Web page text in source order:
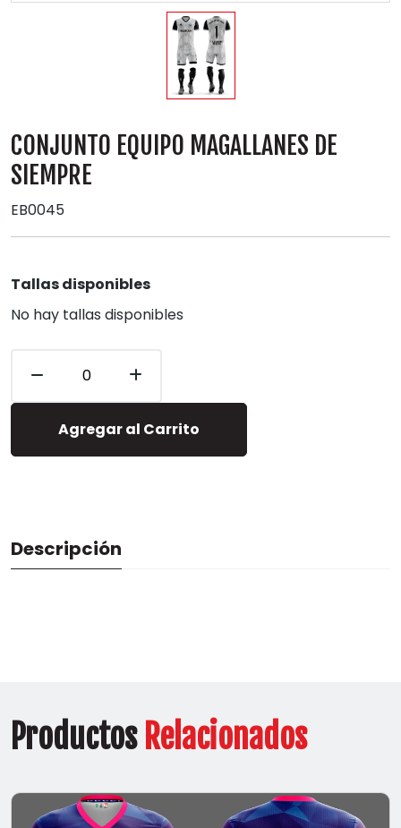
CONJUNTO EQUIPO MAGALLANES DE
SIEMPRE
EB0045
Tallas disponibles
No hay tallas disponibles
Agregar al Carrito
Descripción
Productos Relacionados